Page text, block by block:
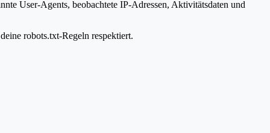
User-Agents, beobachtete IP-Adressen, Aktivitätsdaten und
robots.txt-Regeln respektiert.